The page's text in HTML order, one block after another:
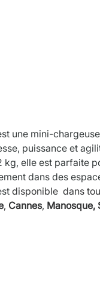
une mini-
puissance et
elle est parfaite
dans des
disponible  dans
, Cannes, Manosque,